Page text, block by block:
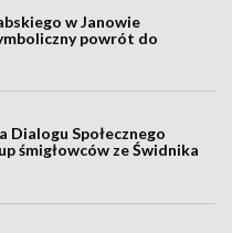
w Janowie
powrót do
Dialogu Społecznego
śmigłowców ze Świdnika